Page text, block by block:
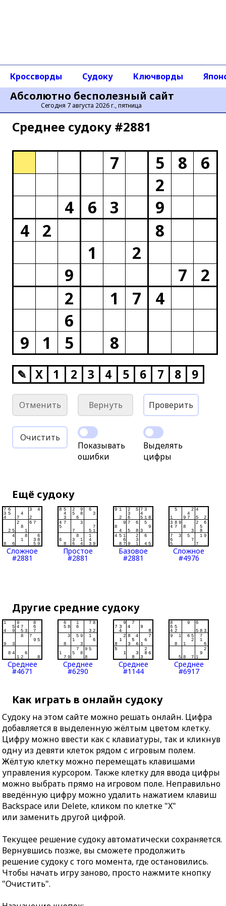
Абсолютно бесполезный сайт
Сегодня 7 августа 2026 г., пятница
Кроссворды Судоку Ключворды
Среднее cудоку #2881
7 5 8
6
2
4
6 3
9
4
2
8
1
2
9
7
2
2
1 7
4
6
9
1 5 8
✎ X 1 2 3 4 5 6 7 8 9
Отменить Вернуть Проверить
Очистить
Показывать
ошибки
Выделять
цифры
Ещё судоку
Сложное
#2881
Простое
#2881
Базовое
#2881
Сложное
#4976
Другие средние судоку
Среднее
#4671
Среднее
#6290
Среднее
#1144
Среднее
#6917
Как играть в онлайн судоку
Судоку на этом сайте можно решать онлайн. Цифра
добавляется в выделенную жёлтым цветом клетку.
Цифру можно ввести как с клавиатуры, так и кликнув
одну из девяти клеток рядом с игровым полем.
Жёлтую клетку можно перемещать клавишами
управления курсором. Также клетку для ввода цифры
можно выбрать прямо на игровом поле. Неправильно
введённую цифру можно удалить нажатием клавиш
Backspace или Delete, кликом по клетке "X"
или заменить другой цифрой.
Текущее решение судоку автоматически сохраняется.
Вернувшись позже, вы сможете продолжить
решение судоку с того момента, где остановились.
Чтобы начать игру заново, просто нажмите кнопку
"Очистить".